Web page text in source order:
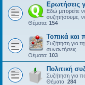
Ερωτήσεις
Εδώ μπορείτε
συζητήσουμε,
Θέματα: 154
Τοπικά και
Συζήτηση για
συναντήσεις.
Θέματα: 103
Πολιτική
Συζήτηση για
Θέματα: 284